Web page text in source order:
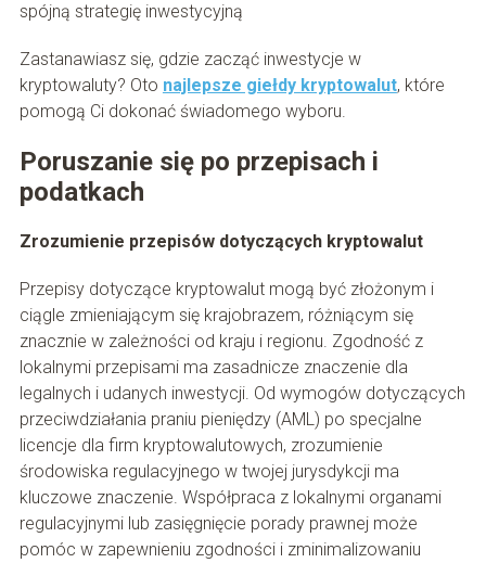
spójną strategię inwestycyjną
Zastanawiasz się, gdzie zacząć inwestycje w
kryptowaluty? Oto najlepsze giełdy kryptowalut, które
pomogą Ci dokonać świadomego wyboru.
Poruszanie się po przepisach i
podatkach
Zrozumienie przepisów dotyczących kryptowalut
Przepisy dotyczące kryptowalut mogą być złożonym i
ciągle zmieniającym się krajobrazem, różniącym się
znacznie w zależności od kraju i regionu. Zgodność z
lokalnymi przepisami ma zasadnicze znaczenie dla
legalnych i udanych inwestycji. Od wymogów dotyczących
przeciwdziałania praniu pieniędzy (AML) po specjalne
licencje dla firm kryptowalutowych, zrozumienie
środowiska regulacyjnego w twojej jurysdykcji ma
kluczowe znaczenie. Współpraca z lokalnymi organami
regulacyjnymi lub zasięgnięcie porady prawnej może
pomóc w zapewnieniu zgodności i zminimalizowaniu